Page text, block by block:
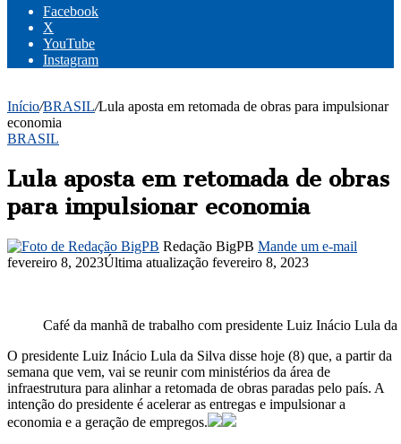
Facebook
X
YouTube
Instagram
Início/BRASIL/Lula aposta em retomada de obras para impulsionar
economia
BRASIL
Lula aposta em retomada de obras
para impulsionar economia
Redação BigPB Mande um e-mail
fevereiro 8, 2023Última atualização fevereiro 8, 2023
Café da manhã de trabalho com presidente Luiz Inácio Lula
O presidente Luiz Inácio Lula da Silva disse hoje (8) que, a partir da
semana que vem, vai se reunir com ministérios da área de
infraestrutura para alinhar a retomada de obras paradas pelo país. A
intenção do presidente é acelerar as entregas e impulsionar a
economia e a geração de empregos.